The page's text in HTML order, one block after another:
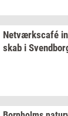
Netværkscafé
skab i